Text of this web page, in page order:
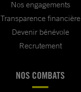
Nos engagements
Transparence financière
Devenir bénévole
Recrutement
NOS COMBATS